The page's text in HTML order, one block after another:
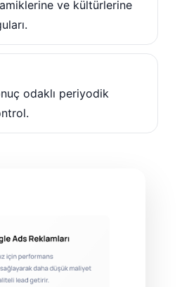
ve kültürlerine
odaklı periyodik